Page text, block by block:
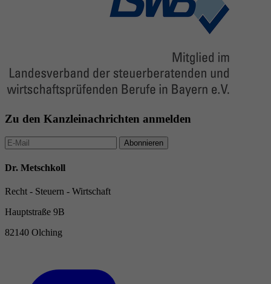
Zu den Kanzleinachrichten anmelden
Abonnieren
Dr. Metschkoll
Recht - Steuern - Wirtschaft
Hauptstraße 9B
82140 Olching